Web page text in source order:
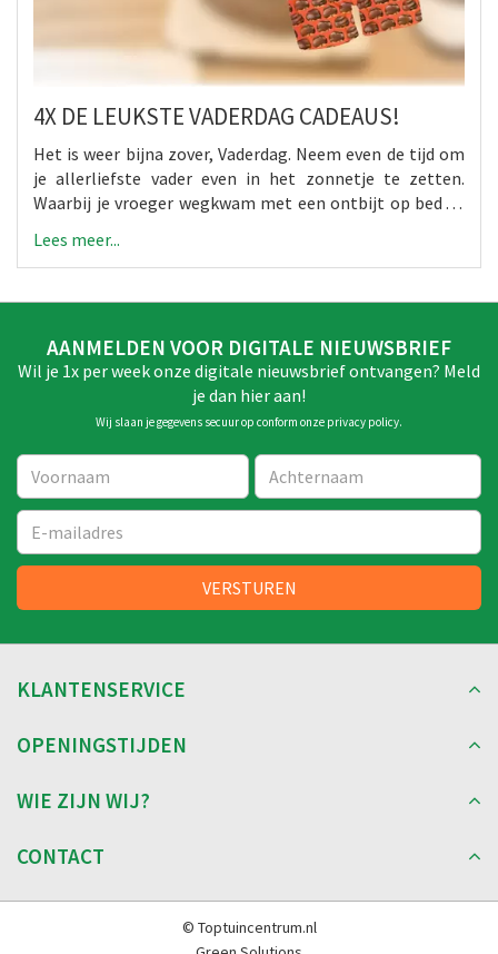
4X DE LEUKSTE VADERDAG CADEAUS!
Het is weer bijna zover, Vaderdag. Neem even de tijd om
je allerliefste vader even in het zonnetje te zetten.
Waarbij je vroeger wegkwam met een ontbijt op bed of
echt iets speciaals te geven, want dit jaar verdient je
cadeautips voor jou op een rijtje gezet!
Lees meer...
AANMELDEN VOOR DIGITALE NIEUWSBRIEF
Wil je 1x per week onze digitale nieuwsbrief ontvangen? Meld
je dan hier aan!
Wij slaan je gegevens secuur op conform onze privacy policy.
KLANTENSERVICE
OPENINGSTIJDEN
WIE ZIJN WIJ?
CONTACT
© Toptuincentrum.nl